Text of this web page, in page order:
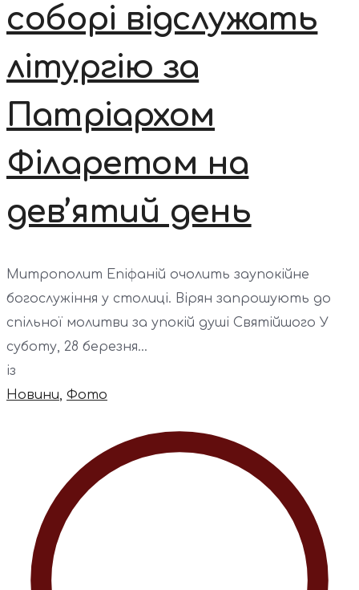
соборі відслужать
літургію за
Патріархом
Філаретом на
дев’ятий день
Митрополит Епіфаній очолить заупокійне
богослужіння у столиці. Вірян запрошують до
спільної молитви за упокій душі Святійшого У
суботу, 28 березня...
із
Новини, Фото